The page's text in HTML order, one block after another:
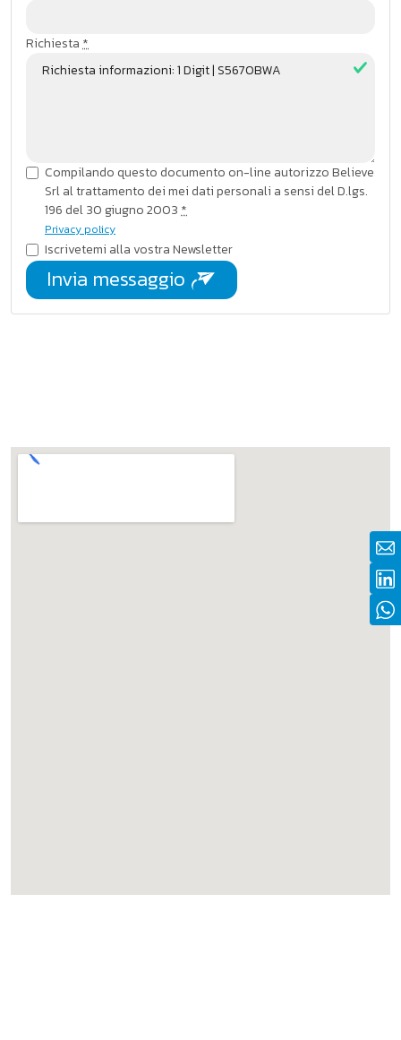
Richiesta*
Compilando questo documento on-line autorizzo Believe
Srl al trattamento dei mei dati personali a sensi del D.lgs.
196 del 30 giugno 2003*
Privacy policy
Iscrivetemi alla vostra Newsletter
Invia messaggio